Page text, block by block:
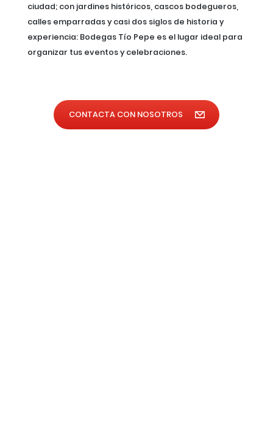
ciudad; con jardines históricos, cascos bodegueros,
calles emparradas y casi dos siglos de historia y
experiencia: Bodegas Tío Pepe es el lugar ideal para
organizar tus eventos y celebraciones.
CONTACTA CON NOSOTROS